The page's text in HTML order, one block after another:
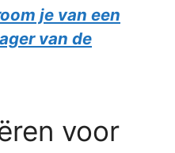
je van een
van de
voor